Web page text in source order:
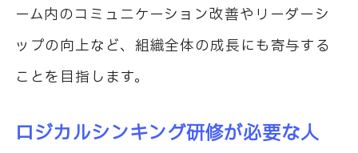
ーム内のコミュニケーション改善やリーダーシ
ップの向上など、組織全体の成長にも寄与する
ことを目指します。
ロジカルシンキング研修が必要な人